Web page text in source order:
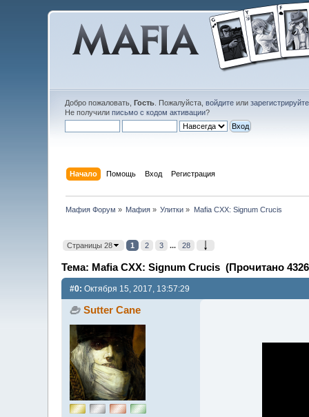
Добро пожаловать, Гость. Пожалуйста, войдитеили
Не получили письмо с кодом активации?
Начало Помощь Вход Регистрация
Мафия Форум » Мафия » Улитки » Mafia CXX: Signum Crucis
Страницы 28 1 2 3 ... 28
Тема: Mafia CXX: Signum Crucis (Прочитано
#0: Октября 15, 2017, 13:57:29
Sutter Cane